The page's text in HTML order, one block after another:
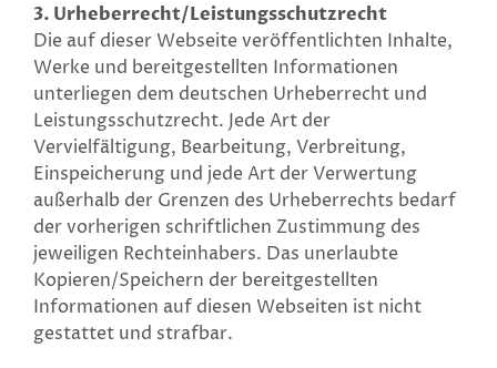
3. Urheberrecht/Leistungsschutzrecht
Die auf dieser Webseite veröffentlichten Inhalte,
Werke und bereitgestellten Informationen
unterliegen dem deutschen Urheberrecht und
Leistungsschutzrecht. Jede Art der
Vervielfältigung, Bearbeitung, Verbreitung,
Einspeicherung und jede Art der Verwertung
außerhalb der Grenzen des Urheberrechts bedarf
der vorherigen schriftlichen Zustimmung des
jeweiligen Rechteinhabers. Das unerlaubte
Kopieren/Speichern der bereitgestellten
Informationen auf diesen Webseiten ist nicht
gestattet und strafbar.